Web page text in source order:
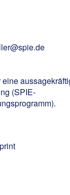
(SPIE-
).